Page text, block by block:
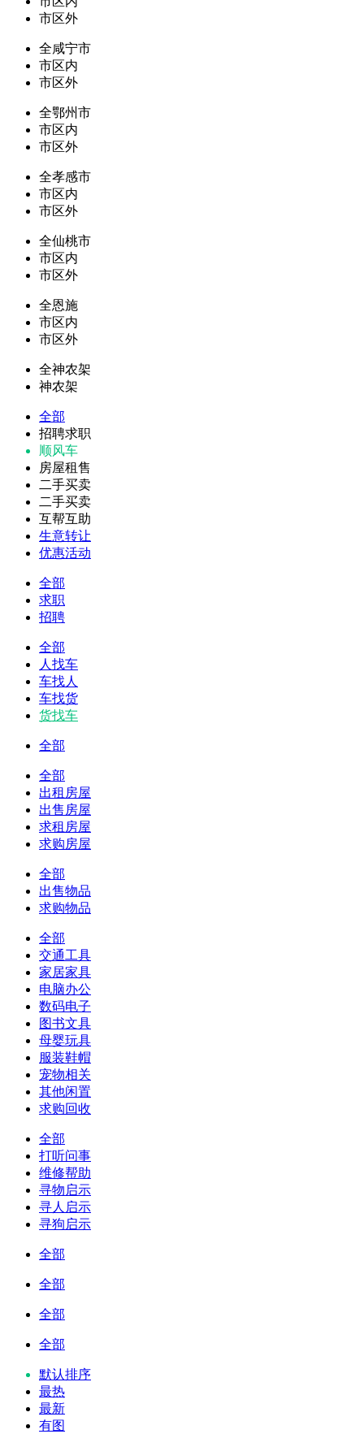
市区外
全咸宁市
市区内
市区外
全鄂州市
市区内
市区外
全孝感市
市区内
市区外
全仙桃市
市区内
市区外
全恩施
市区内
市区外
全神农架
神农架
全部
招聘求职
顺风车
房屋租售
二手买卖
二手买卖
互帮互助
生意转让
优惠活动
全部
求职
招聘
全部
人找车
车找人
车找货
货找车
全部
全部
出租房屋
出售房屋
求租房屋
求购房屋
全部
出售物品
求购物品
全部
交通工具
家居家具
电脑办公
数码电子
图书文具
母婴玩具
服装鞋帽
宠物相关
其他闲置
求购回收
全部
打听问事
维修帮助
寻物启示
寻人启示
寻狗启示
全部
全部
全部
全部
默认排序
最热
最新
有图